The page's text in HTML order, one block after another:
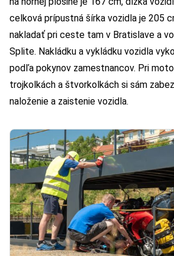
celková prípustná šírka vozidla je 205
nakladať pri ceste tam v Bratislave a
Splite. Nakládku a vykládku vozidla
podľa pokynov zamestnancov. Pri
trojkolkách a štvorkolkách si sám
naloženie a zaistenie vozidla.